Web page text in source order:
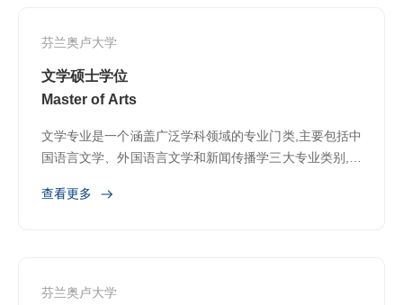
芬兰奥卢大学
文学硕士学位
Master of Arts
文学专业是一个涵盖广泛学科领域的专业门类,主要包括中
国语言文学、外国语言文学和新闻传播学三大专业类别,以
查看更多
芬兰奥卢大学